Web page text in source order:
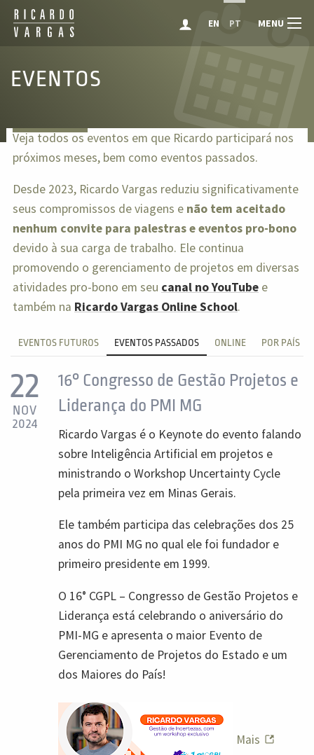
EN PT MENU
EVENTOS
Veja todos os eventos em que Ricardo participará nos
próximos meses, bem como eventos passados.
Desde 2023, Ricardo Vargas reduziu significativamente
seus compromissos de viagens e não tem aceitado
nenhum convite para palestras e eventos pro-bono
devido à sua carga de trabalho. Ele continua
promovendo o gerenciamento de projetos em diversas
atividades pro-bono em seu canal no YouTube e
também na Ricardo Vargas Online School.
EVENTOS FUTUROS EVENTOS PASSADOS ONLINE POR PAÍS
22
NOV
2024
16° Congresso de Gestão Projetos e
Liderança do PMI MG
Ricardo Vargas é o Keynote do evento falando
sobre Inteligência Artificial em projetos e
ministrando o Workshop Uncertainty Cycle
pela primeira vez em Minas Gerais.
Ele também participa das celebrações dos 25
anos do PMI MG no qual ele foi fundador e
primeiro presidente em 1999.
O 16° CGPL – Congresso de Gestão Projetos e
Liderança está celebrando o aniversário do
PMI-MG e apresenta o maior Evento de
Gerenciamento de Projetos do Estado e um
dos Maiores do País!
Mais